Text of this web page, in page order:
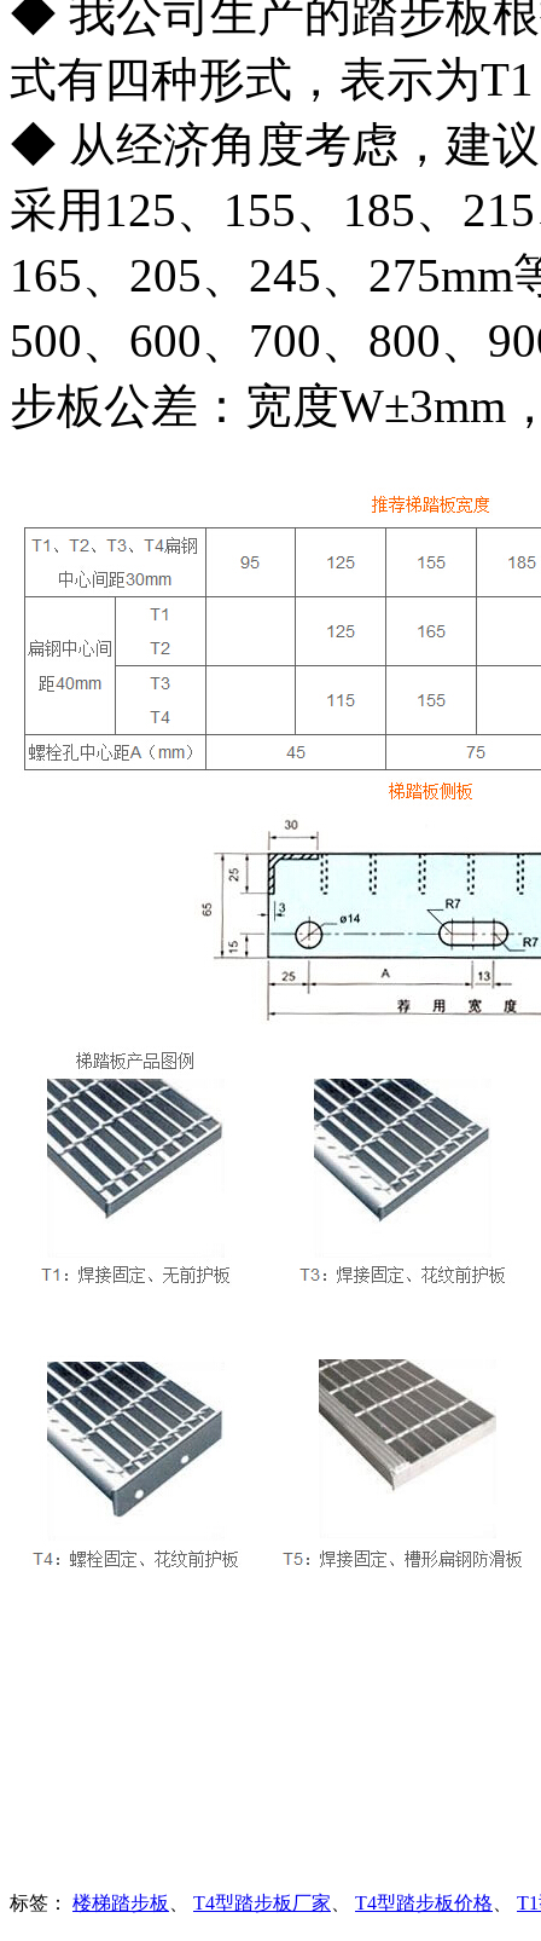
◆ 我公司生产的踏步板
式有四种形式，表示为
◆ 从经济角度考虑，建
采用125、155、185、
165、205、245、
500、600、700、800、
步板公差：宽度W±3mm
标签： 楼梯踏步板 、 T4型踏步板厂家、 T4型踏步板价格、